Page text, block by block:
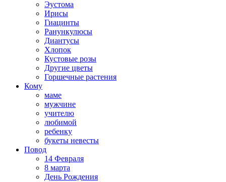
Эустома
Ирисы
Гиацинты
Ранункулюсы
Диантусы
Хлопок
Кустовые розы
Другие цветы
Горшечные растения
Кому
маме
мужчине
учителю
любимой
ребенку
букеты невесты
Повод
14 Февраля
8 марта
День Рождения